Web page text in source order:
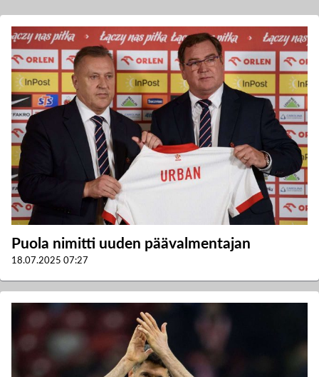
Puola nimitti uuden päävalmentajan
18.07.2025 07:27